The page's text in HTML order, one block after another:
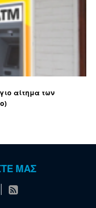
αίτημα των
ΜΑΣ